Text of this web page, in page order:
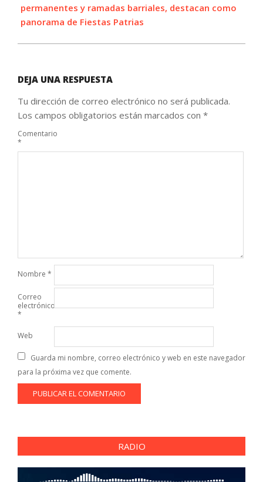
permanentes y ramadas barriales, destacan como
panorama de Fiestas Patrias
DEJA UNA RESPUESTA
Tu dirección de correo electrónico no será publicada.
Los campos obligatorios están marcados con *
Comentario
*
Nombre *
Correo
electrónico
*
Web
Guarda mi nombre, correo electrónico y web en este navegador
para la próxima vez que comente.
RADIO